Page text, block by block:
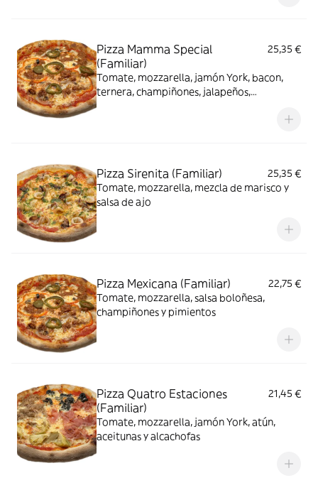
Pizza Mamma Special
(Familiar)
25,35 €
Tomate, mozzarella, jamón York, bacon,
ternera, champiñones, jalapeños,
Pizza Sirenita (Familiar)
25,35 €
Tomate, mozzarella, mezcla de marisco y
salsa de ajo
Pizza Mexicana (Familiar)
22,75 €
Tomate, mozzarella, salsa boloñesa,
champiñones y pimientos
Pizza Quatro Estaciones
(Familiar)
21,45 €
Tomate, mozzarella, jamón York, atún,
aceitunas y alcachofas